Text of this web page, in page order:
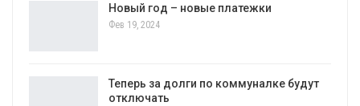
Новый год – новые платежки
Фев 19, 2024
Теперь за долги по коммуналке будут
отключать